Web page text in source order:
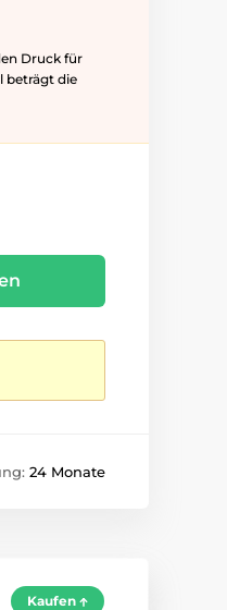
Druck für
beträgt die
24 Monate
Kaufen